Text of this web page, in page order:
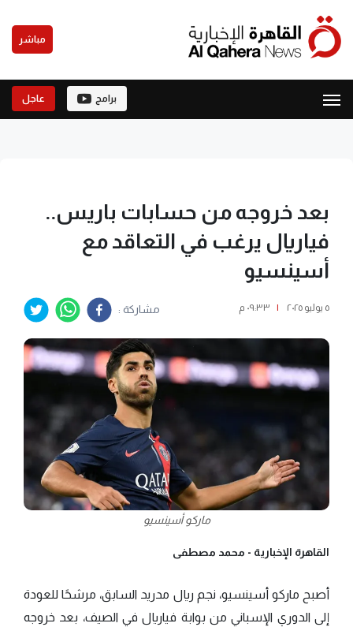
مباشر
برامج عاجل
بعد خروجه من حسابات باريس..
فياريال يرغب في التعاقد مع
أسينسيو
٥ يوليو ٢٠٢٥ | ٠٩:٣٣ م مشاركة :
ماركو أسينسيو
القاهرة الإخبارية - محمد مصطفى
أصبح ماركو أسينسيو، نجم ريال مدريد السابق، مرشحًا للعودة
إلى الدوري الإسباني من بوابة فياريال في الصيف، بعد خروجه